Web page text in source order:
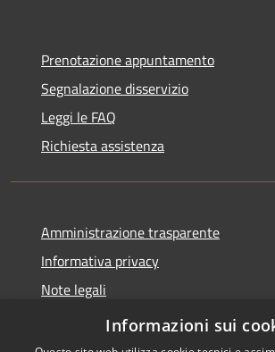
Prenotazione appuntamento
Segnalazione disservizio
Leggi le FAQ
Richiesta assistenza
Amministrazione trasparente
Informativa privacy
Note legali
Dichiarazione di accessibilità
Informazioni sui